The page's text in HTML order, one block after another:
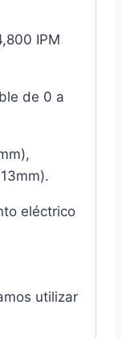
IPM
de 0 a
eléctrico
utilizar